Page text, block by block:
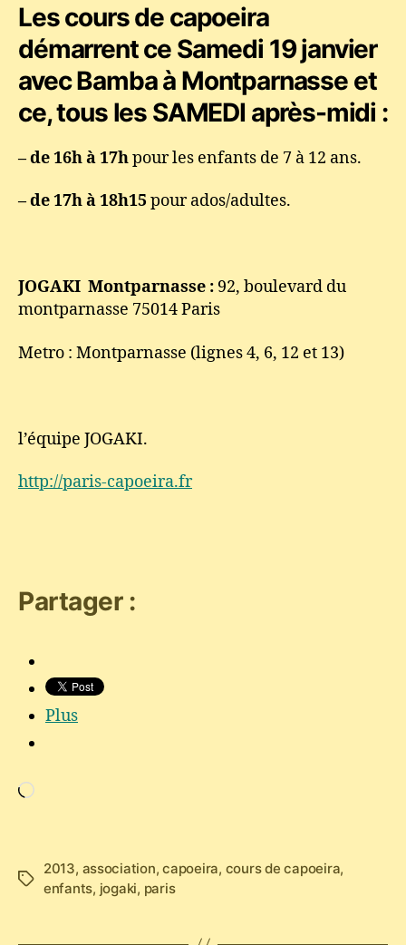
Les cours de capoeira
démarrent ce Samedi 19 janvier
avec Bamba à Montparnasse et
ce, tous les SAMEDI après-midi :
– de 16h à 17hpour les enfants de 7 à 12 ans.
– de 17h à 18h15 pour ados/adultes.
JOGAKI Montparnasse : 92, boulevard du
montparnasse 75014 Paris
Metro : Montparnasse (lignes 4, 6, 12 et 13)
l’équipe JOGAKI.
http://paris-capoeira.fr
Partager :
Plus
Étiquettes
2013, association,capoeira, cours de capoeira,
enfants, jogaki, paris